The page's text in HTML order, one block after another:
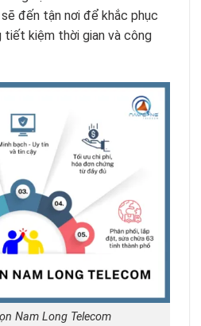
đến tận nơi để khắc phục
tiết kiệm thời gian và công
Nam Long Telecom